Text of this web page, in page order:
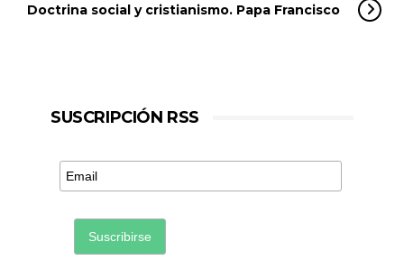
Doctrina social y cristianismo. Papa Francisco
SUSCRIPCIÓN RSS